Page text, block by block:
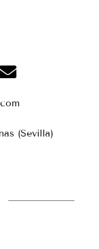
(Sevilla)